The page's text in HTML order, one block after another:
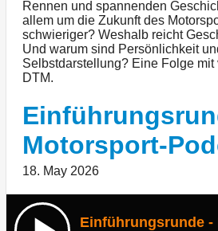
Rennen und spannenden
allem um die Zukunft des
schwieriger? Weshalb reicht
Und warum sind Persönlichkeit
Selbstdarstellung? Eine Folge
DTM.
Motorsport-
18. May 2026